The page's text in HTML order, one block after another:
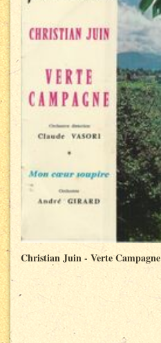
Christian Juin - Verte Campagne